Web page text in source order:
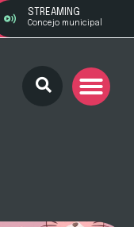
STREAMING
Concejo municipal